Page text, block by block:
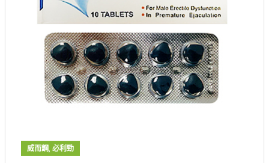
威而鋼, 必利勁